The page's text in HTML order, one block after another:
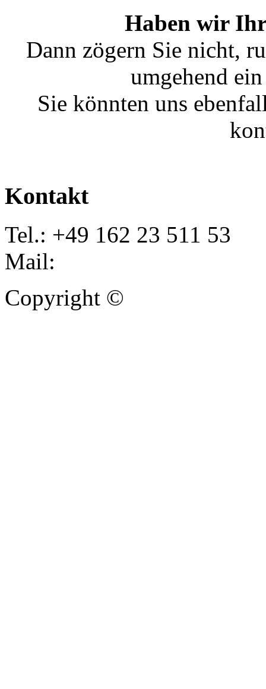
Haben wir Ihr
Dann zögern Sie nicht,
umgehend
Sie könnten uns
Kontakt
Tel.: +49 162 23 511 53
Mail:
Copyright ©